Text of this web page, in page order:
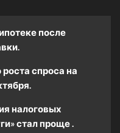
после
спроса на
налоговых
стал проще .